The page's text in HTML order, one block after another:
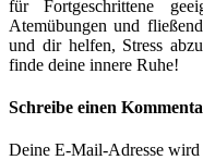
für Fortgeschrittene
Atemübungen und
und dir helfen, Stress
finde deine innere Ruhe!
Schreibe einen
Deine E-Mail-Adresse